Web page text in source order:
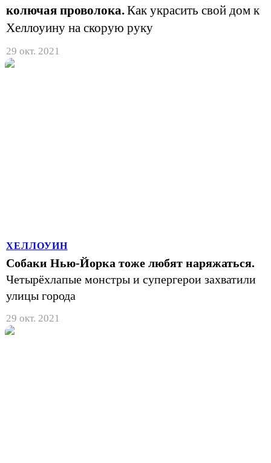
колючая проволока.Как украсить свой дом к
Хеллоуину на скорую руку
29 окт. 2021
ХЕЛЛОУИН
Собаки Нью-Йорка тоже любят наряжаться.
Четырёхлапые монстры и супергерои захватили
улицы города
29 окт. 2021